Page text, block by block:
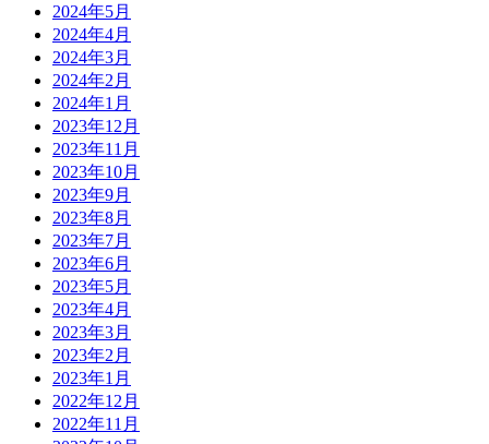
2024年5月
2024年4月
2024年3月
2024年2月
2024年1月
2023年12月
2023年11月
2023年10月
2023年9月
2023年8月
2023年7月
2023年6月
2023年5月
2023年4月
2023年3月
2023年2月
2023年1月
2022年12月
2022年11月